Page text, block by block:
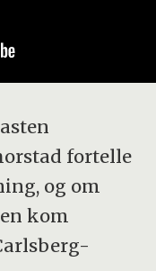
fortelle
og om
kom